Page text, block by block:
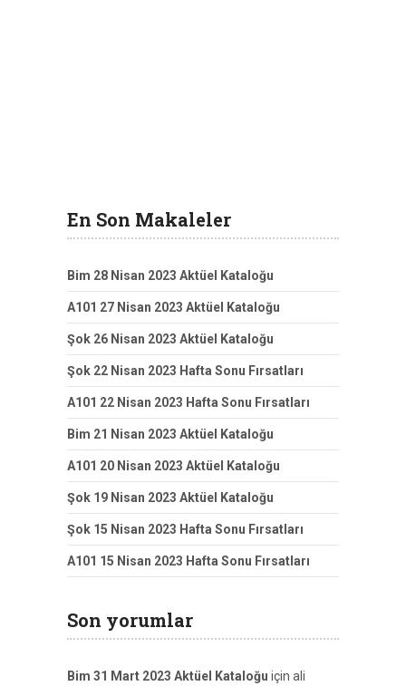
En Son Makaleler
Bim 28 Nisan 2023 Aktüel Kataloğu
A101 27 Nisan 2023 Aktüel Kataloğu
Şok 26 Nisan 2023 Aktüel Kataloğu
Şok 22 Nisan 2023 Hafta Sonu Fırsatları
A101 22 Nisan 2023 Hafta Sonu Fırsatları
Bim 21 Nisan 2023 Aktüel Kataloğu
A101 20 Nisan 2023 Aktüel Kataloğu
Şok 19 Nisan 2023 Aktüel Kataloğu
Şok 15 Nisan 2023 Hafta Sonu Fırsatları
A101 15 Nisan 2023 Hafta Sonu Fırsatları
Son yorumlar
Bim 31 Mart 2023 Aktüel Kataloğu için ali